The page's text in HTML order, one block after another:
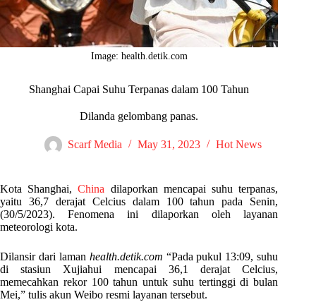
Image: health.detik.com
Shanghai Capai Suhu Terpanas dalam 100 Tahun
Dilanda gelombang panas.
Scarf Media May 31, 2023 Hot News
Kota Shanghai,China dilaporkan mencapai suhu terpanas,
yaitu 36,7 derajat Celcius dalam 100 tahun pada Senin,
(30/5/2023). Fenomena ini dilaporkan oleh layanan
meteorologi kota.
Dilansir dari laman health.detik.com “Pada pukul 13:09, suhu
di stasiun Xujiahui mencapai 36,1 derajat Celcius,
memecahkan rekor 100 tahun untuk suhu tertinggi di bulan
Mei,” tulis akun Weibo resmi layanan tersebut.